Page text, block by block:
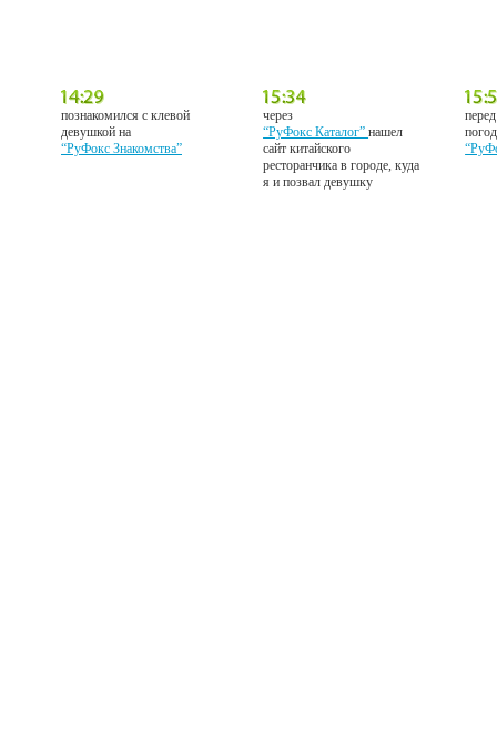
познакомился с клевой
девушкой на
“РуФокс Знакомства”
через
“РуФокс Каталог”нашел
сайт китайского
ресторанчика в городе, куда
я и позвал девушку